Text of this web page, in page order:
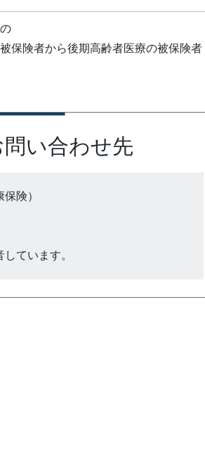
保険者から後期高齢者医療の被保険者
い合わせ先
険）
ています。